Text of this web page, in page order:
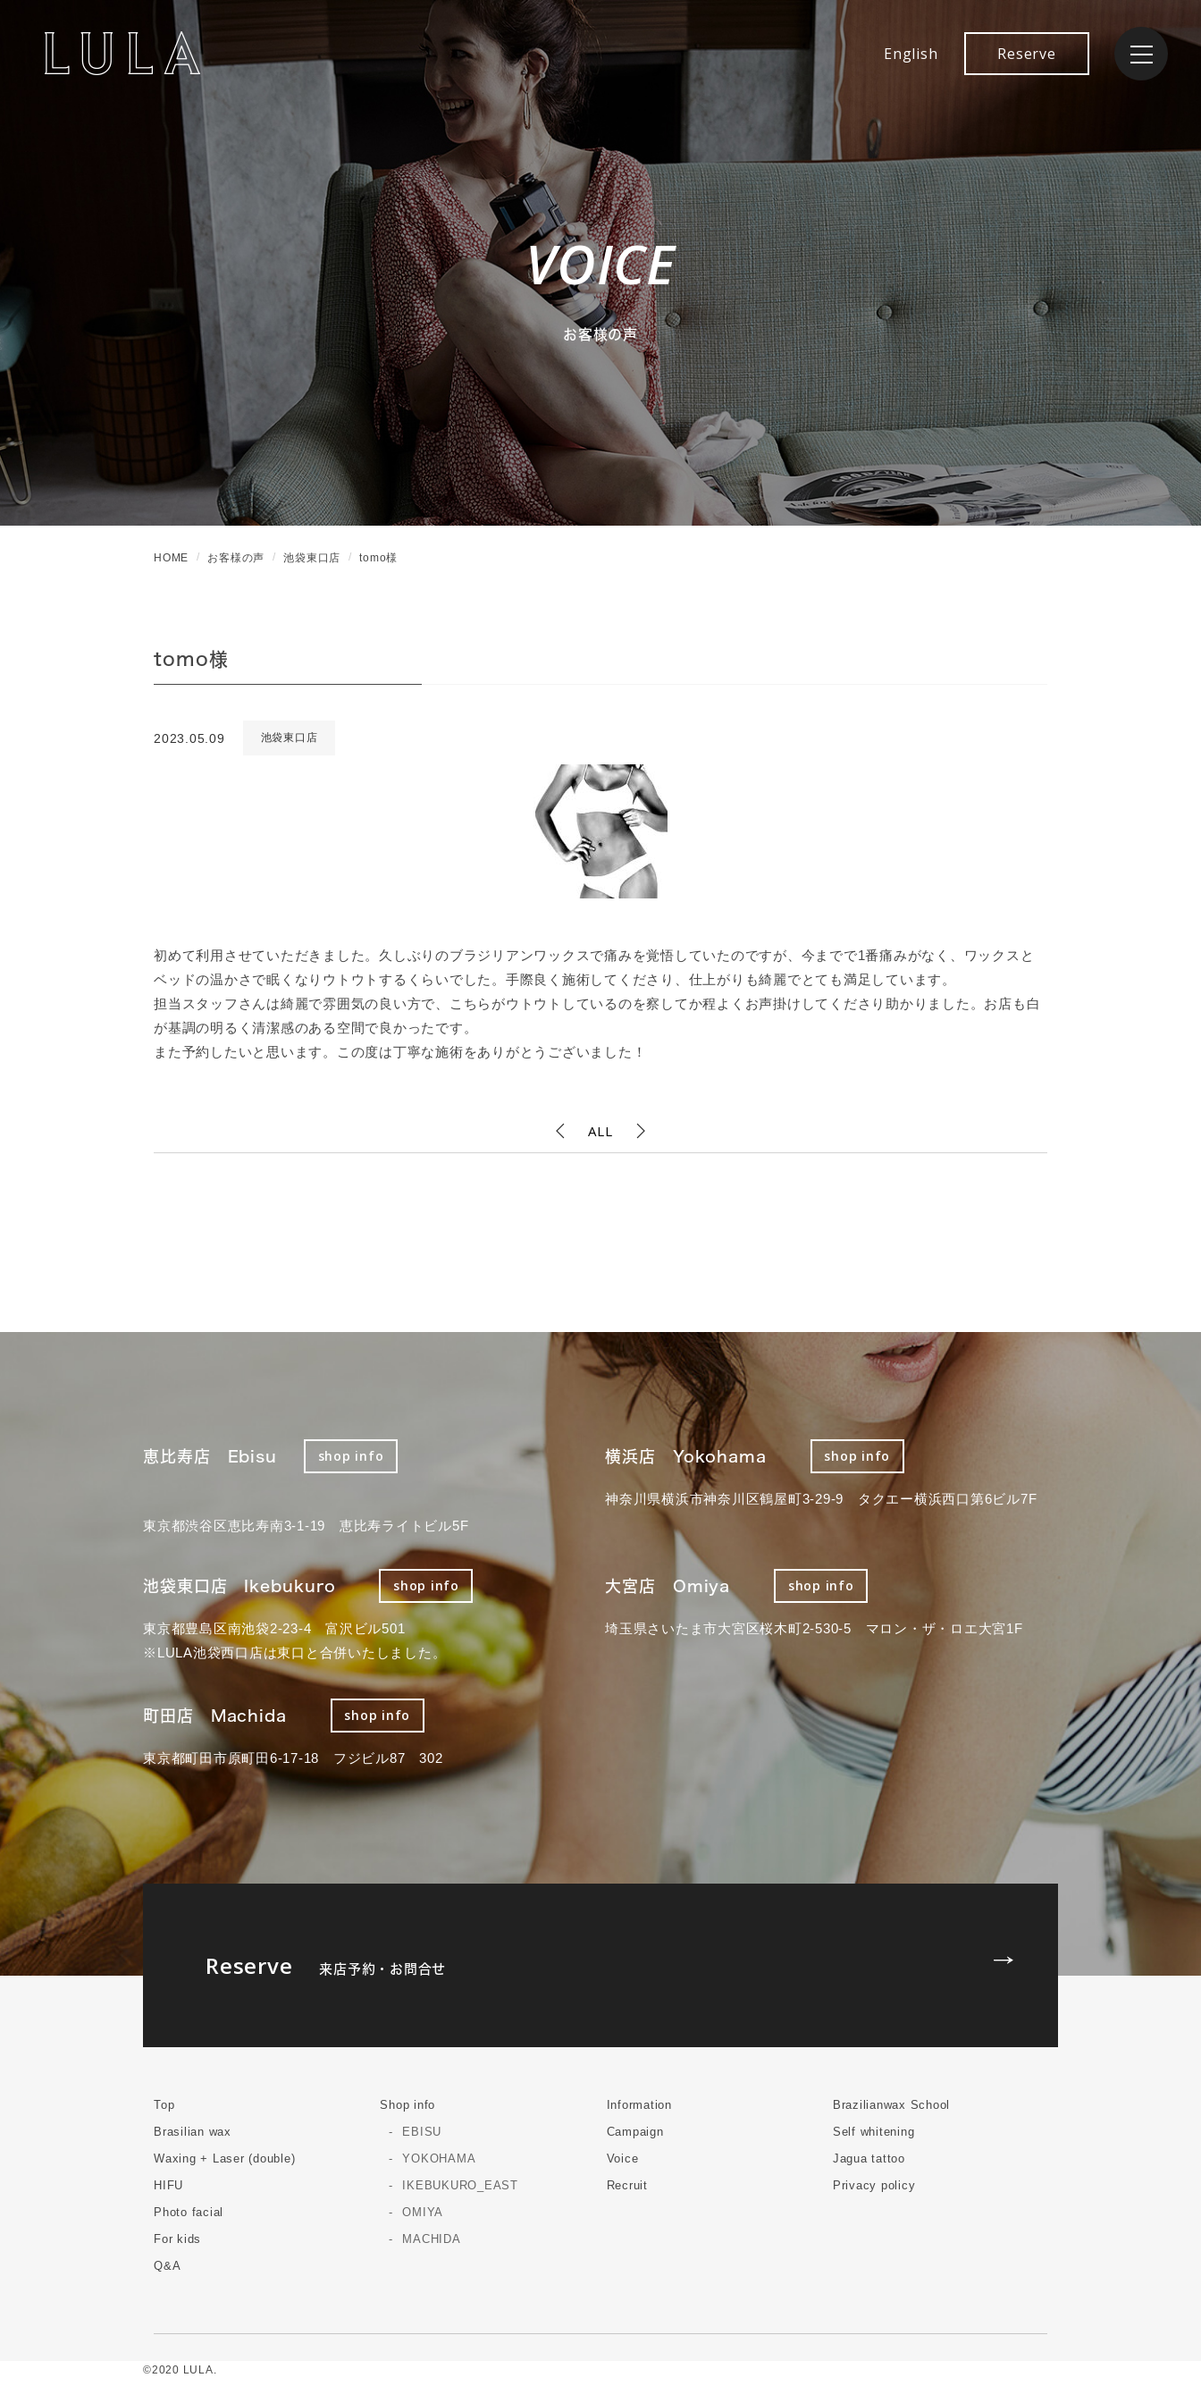
English Reserve
VOICE
お客様の声
HOME お客様の声 池袋東口店 tomo様
tomo様
2023.05.09 池袋東口店
初めて利用させていただきました。久しぶりのブラジリアンワックスで痛みを覚悟していたのですが、今までで1番痛みがなく、ワックスと
ベッドの温かさで眠くなりウトウトするくらいでした。手際良く施術してくださり、仕上がりも綺麗でとても満足しています。
担当スタッフさんは綺麗で雰囲気の良い方で、こちらがウトウトしているのを察してか程よくお声掛けしてくださり助かりました。お店も白
が基調の明るく清潔感のある空間で良かったです。
また予約したいと思います。この度は丁寧な施術をありがとうございました！
ALL
恵比寿店 Ebisu shop info
東京都渋谷区恵比寿南3-1-19 恵比寿ライトビル5F
横浜店 Yokohama shop info
神奈川県横浜市神奈川区鶴屋町3-29-9 タクエー横浜西口第6ビル7F
池袋東口店 Ikebukuro shop info
東京都豊島区南池袋2-23-4 富沢ビル501
※LULA池袋西口店は東口と合併いたしました。
大宮店 Omiya shop info
埼玉県さいたま市大宮区桜木町2-530-5 マロン・ザ・ロエ大宮1F
町田店 Machida shop info
東京都町田市原町田6-17-18 フジビル87 302
Reserve 来店予約・お問合せ
Top
Brasilian wax
Waxing + Laser (double)
HIFU
Photo facial
For kids
Q&A
Shop info
EBISU
YOKOHAMA
IKEBUKURO_EAST
OMIYA
MACHIDA
Information
Campaign
Voice
Recruit
Brazilianwax School
Self whitening
Jagua tattoo
Privacy policy
©2020 LULA.